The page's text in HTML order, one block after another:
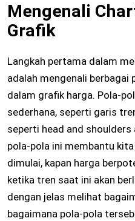
Mengenali
Grafik
Langkah pertama dalam
adalah mengenali berbagai
dalam grafik harga. Pola-
sederhana, seperti garis
seperti head and
pola-pola ini membantu
dimulai, kapan harga
ketika tren saat ini akan
dengan jelas melihat
bagaimana pola-pola